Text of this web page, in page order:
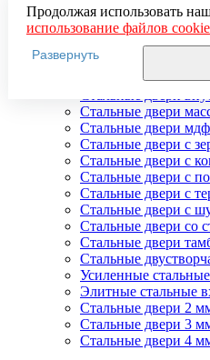
Стальная дверь в
Стальная дверь на
Стальные
Стальные входные
Стальные двери в
Стальные двери
Стальные двери мдф
Стальные двери с
Стальные двери с
Стальные двери с
Стальные двери с
Стальные двери с
Стальные двери со
Стальные двери
Стальные
Усиленные
Элитные стальные
Стальные двери 2
Стальные двери 3
Стальные двери 4
Продолжая использовать
использование файлов cookieи других
пользовательских данных
местоположении, устройстве,
для функционирования
использования систем
Яндекс.Метрика), в
обработки персональных
Если вы не хотите, чтобы
настройте ограничения в
Развернуть